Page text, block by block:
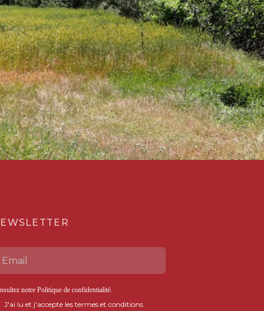
notre Politique de confidentialité.
J'ai lu et j'accepte les termes et conditions.